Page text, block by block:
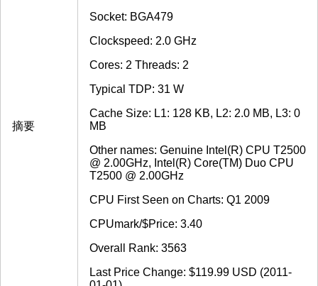
摘要
Socket: BGA479
Clockspeed: 2.0 GHz
Cores: 2 Threads: 2
Typical TDP: 31 W
Cache Size: L1: 128 KB, L2: 2.0 MB, L3: 0
MB
Other names: Genuine Intel(R) CPU T2500
@ 2.00GHz, Intel(R) Core(TM) Duo CPU
T2500 @ 2.00GHz
CPU First Seen on Charts: Q1 2009
CPUmark/$Price: 3.40
Overall Rank: 3563
Last Price Change: $119.99 USD (2011-